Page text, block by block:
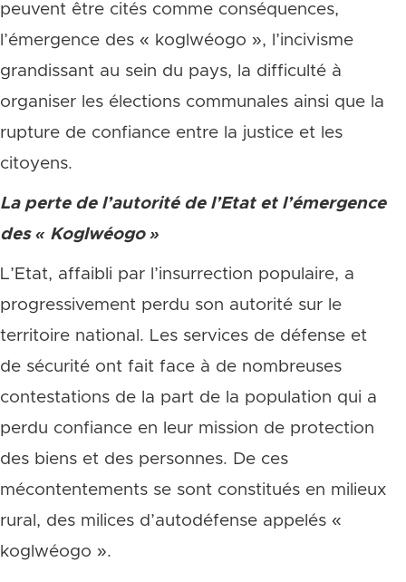
peuvent être cités comme conséquences,
l’émergence des « koglwéogo », l’incivisme
grandissant au sein du pays, la difficulté à
organiser les élections communales ainsi que la
rupture de confiance entre la justice et les
citoyens.
La perte de l’autorité de l’Etat et l’émergence
des « Koglwéogo »
L’Etat, affaibli par l’insurrection populaire, a
progressivement perdu son autorité sur le
territoire national. Les services de défense et
de sécurité ont fait face à de nombreuses
contestations de la part de la population qui a
perdu confiance en leur mission de protection
des biens et des personnes. De ces
mécontentements se sont constitués en milieux
rural, des milices d’autodéfense appelés «
koglwéogo ».